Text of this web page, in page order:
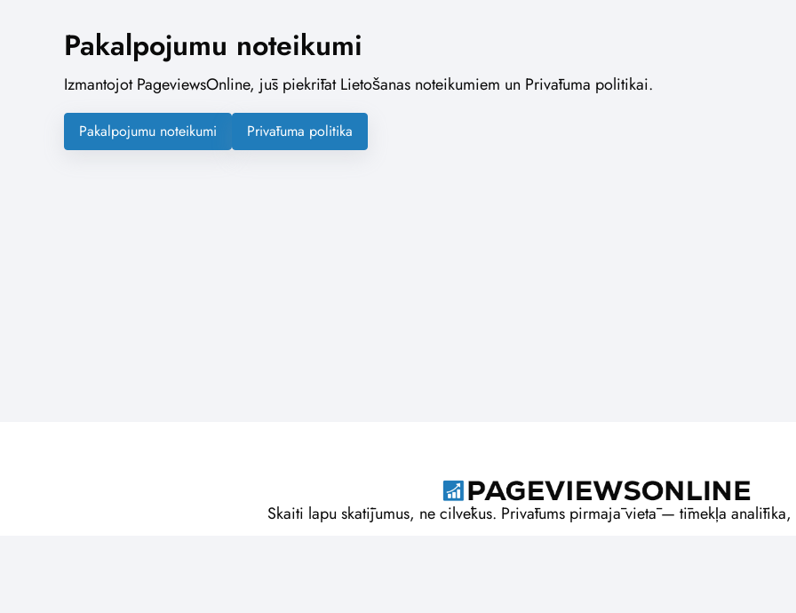
Pakalpojumu noteikumi
Izmantojot PageviewsOnline, jūs piekrītat Lietošanas noteikumiem un Privātuma politikai.
Pakalpojumu noteikumi Privātuma politika
Skaiti lapu skatījumus, ne cilvēkus. Privātums pirmajā vietā — tīmekļa